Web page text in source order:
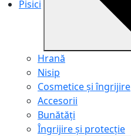
Pisici
Hrană
Nisip
Cosmetice și îngrijire
Accesorii
Bunătăți
Îngrijire și protecție